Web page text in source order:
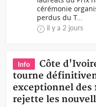
cérémonie
perdus du T...
il y a 2 jours
Info
Côte
tourne
exceptionnel des
rejette les